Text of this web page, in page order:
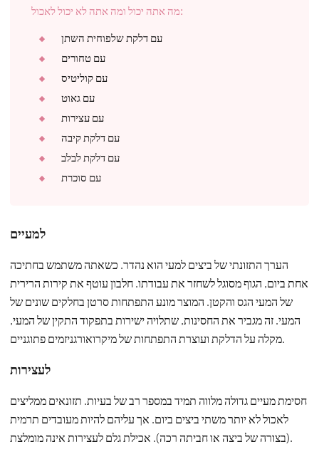
מה אתה יכול ומה אתה לא יכול לאכול:
עם דלקת שלפוחית ​​השתן
עם טחורים
עם קוליטיס
עם גאוט
עם עצירות
עם דלקת קיבה
עם דלקת לבלב
עם סוכרת
למעיים
הערך התזונתי של ביצים למעי הוא נהדר. כשאתה משתמש בחתיכה
אחת ביום, הגוף מסוגל לשחזר את עבודתו. חלבון עוטף את קירות הרירית
של המעי הגס והקטן. המוצר מונע התפתחות סרטן בחלקים שונים של
המעי. זה מגביר את החסינות, שתלויה ישירות בתפקוד התקין של המעי,
מקלה על הדלקת ועוצרת התפתחות של מיקרואורגניזמים פתוגניים.
לעצירות
חסימת מעיים גדולה מלווה תמיד במספר רב של בעיות. תזונאים ממליצים
לאכול לא יותר משתי ביצים ביום. אך עליהם להיות מעובדים תרמית
(בצורה של ביצה או חביתה רכה). אכילת גלם לעצירות אינה מומלצת.